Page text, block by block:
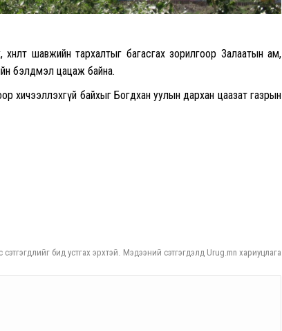
шавжийн тархалтыг багасгах зорилгоор Залаатын ам,
бэлдмэл цацаж байна.
хичээллэхгүй байхыг Богдхан уулын дархан цаазат газрын
бид устгах эрхтэй. Мэдээний сэтгэгдэлд Urug.mn хариуцлага